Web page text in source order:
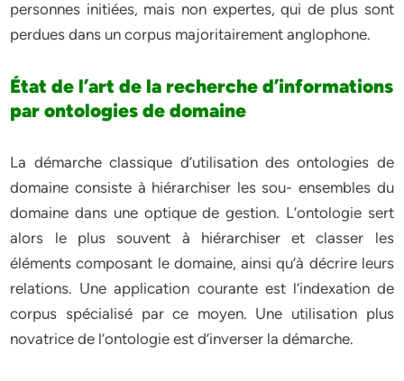
personnes initiées, mais non expertes, qui de plus sont
perdues dans un corpus majoritairement anglophone.
État de l’art de la recherche d’informations
par ontologies de domaine
La démarche classique d’utilisation des ontologies de
domaine consiste à hiérarchiser les sou- ensembles du
domaine dans une optique de gestion. L’ontologie sert
alors le plus souvent à hiérarchiser et classer les
éléments composant le domaine, ainsi qu’à décrire leurs
relations. Une application courante est l’indexation de
corpus spécialisé par ce moyen. Une utilisation plus
novatrice de l’ontologie est d’inverser la démarche.